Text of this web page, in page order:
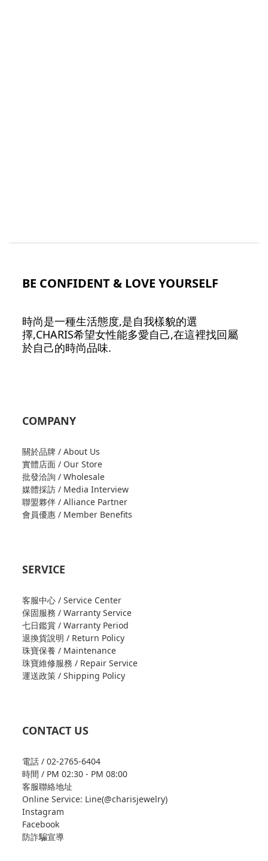
BE CONFIDENT & LOVE YOURSELF
時尚是一種生活態度,是自我樣貌的選
擇,CHARIS希望女性能多愛自己,在這裡找回屬
於自己的時尚品味.
COMPANY
關於品牌 / About Us
實體店面 / Our Store
批發洽詢 / Wholesale
媒體採訪 / Media Interview
聯盟夥伴 / Alliance Partner
會員優惠 / Member Benefits
SERVICE
客服中心 / Service Center
保固服務 / Warranty Service
七日鑑賞 / Warranty Period
退換貨說明 / Return Policy
珠寶保養 / Maintenance
珠寶維修服務 / Repair Service
運送政策 / Shipping Policy
CONTACT US
電話 / 02-2765-6404
時間 / PM 02:30 - PM 08:00
客服聯絡地址
Online Service: Line(@charisjewelry)
Instagram
Facebook
防詐騙宣導